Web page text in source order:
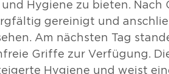
und Hygiene zu bieten. Nach
gereinigt und
Am nächsten Tag
Griffe zur Verfügung.
Hygiene und weist